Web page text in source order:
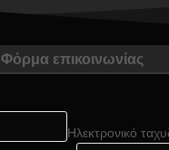
Φόρμα επικοινωνίας
Ηλεκτρονικό